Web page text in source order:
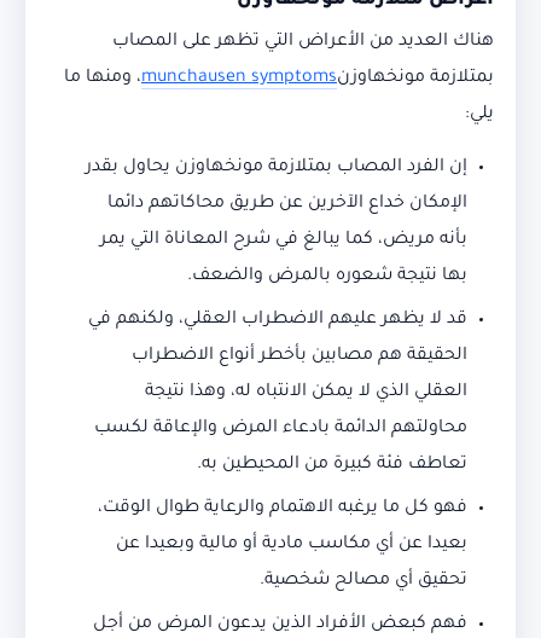
هناك العديد من الأعراض التي تظهر على المصاب
بمتلازمة مونخهاوزنmunchausen symptoms، ومنها ما
يلي:
إن الفرد المصاب بمتلازمة مونخهاوزن يحاول بقدر
الإمكان خداع الآخرين عن طريق محاكاتهم دائما
بأنه مريض، كما يبالغ في شرح المعاناة التي يمر
بها نتيجة شعوره بالمرض والضعف.
قد لا يظهر عليهم الاضطراب العقلي، ولكنهم في
الحقيقة هم مصابين بأخطر أنواع الاضطراب
العقلي الذي لا يمكن الانتباه له، وهذا نتيجة
محاولتهم الدائمة بادعاء المرض والإعاقة لكسب
تعاطف فئة كبيرة من المحيطين به.
فهو كل ما يرغبه الاهتمام والرعاية طوال الوقت،
بعيدا عن أي مكاسب مادية أو مالية وبعيدا عن
تحقيق أي مصالح شخصية.
فهم كبعض الأفراد الذين يدعون المرض من أجل